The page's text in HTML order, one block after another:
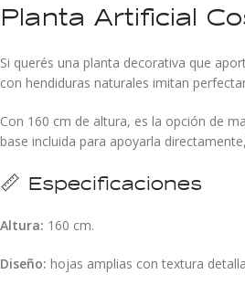
Planta Artificial
Si querés una planta decorativa que
con hendiduras naturales imitan
Con 160 cm de altura, es la opción de
base incluida para apoyarla
📏 Especificaciones
Altura: 160 cm.
Diseño: hojas amplias con textura